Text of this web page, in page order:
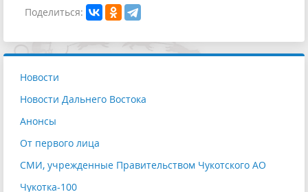
Поделиться:
Новости
Новости Дальнего Востока
Анонсы
От первого лица
СМИ, учрежденные Правительством Чукотского АО
Чукотка-100